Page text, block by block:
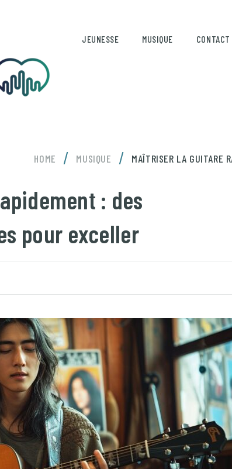
JEUNESSE MUSIQUE
HOME / MUSIQUE / MAÎTRISER LA GUITARE
: des
pour exceller